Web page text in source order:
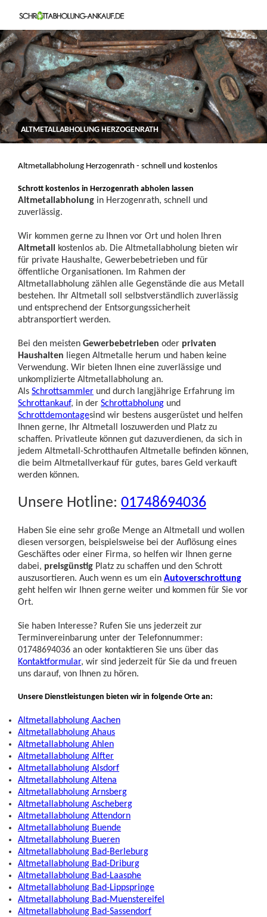
ALTMETALLABHOLUNG HERZOGENRATH
Altmetallabholung Herzogenrath - schnell und kostenlos
Schrott kostenlos in Herzogenrath abholen lassen
Altmetallabholung in Herzogenrath, schnell und
zuverlässig.
Wir kommen gerne zu Ihnen vor Ort und holen Ihren
Altmetall
kostenlos ab. Die Altmetallabholung bieten wir
für private Haushalte, Gewerbebetrieben und für
öffentliche Organisationen. Im Rahmen der
Altmetallabholung zählen alle Gegenstände die aus Metall
bestehen. Ihr Altmetall soll selbstverständlich zuverlässig
und entsprechend der Entsorgungssicherheit
abtransportiert werden.
Bei den meisten Gewerbebetrieben oder privaten
Haushalten
liegen Altmetalle herum und haben keine
Verwendung. Wir bieten Ihnen eine zuverlässige und
unkomplizierte Altmetallabholung an.
Als Schrottsammler und durch langjährige Erfahrung im
Schrottankauf, in der Schrottabholung und
Schrottdemontagesind wir bestens ausgerüstet und helfen
Ihnen gerne, Ihr Altmetall loszuwerden und Platz zu
schaffen. Privatleute können gut dazuverdienen, da sich in
jedem Altmetall-Schrotthaufen Altmetalle befinden können,
die beim Altmetallverkauf für gutes, bares Geld verkauft
werden können.
Unsere Hotline: 01748694036
Haben Sie eine sehr große Menge an Altmetall und wollen
diesen versorgen, beispielsweise bei der Auflösung eines
Geschäftes oder einer Firma, so helfen wir Ihnen gerne
dabei, preisgünstig Platz zu schaffen und den Schrott
auszusortieren. Auch wenn es um ein Autoverschrottung
geht helfen wir Ihnen gerne weiter und kommen für Sie vor
Ort.
Sie haben Interesse? Rufen Sie uns jederzeit zur
Terminvereinbarung unter der Telefonnummer:
01748694036 an oder kontaktieren Sie uns über das
Kontaktformular, wir sind jederzeit für Sie da und freuen
uns darauf, von Ihnen zu hören.
Unsere Dienstleistungen bieten wir in folgende Orte an:
Altmetallabholung Aachen
Altmetallabholung Ahaus
Altmetallabholung Ahlen
Altmetallabholung Alfter
Altmetallabholung Alsdorf
Altmetallabholung Altena
Altmetallabholung Arnsberg
Altmetallabholung Ascheberg
Altmetallabholung Attendorn
Altmetallabholung Buende
Altmetallabholung Bueren
Altmetallabholung Bad-Berleburg
Altmetallabholung Bad-Driburg
Altmetallabholung Bad-Laasphe
Altmetallabholung Bad-Lippspringe
Altmetallabholung Bad-Muenstereifel
Altmetallabholung Bad-Sassendorf